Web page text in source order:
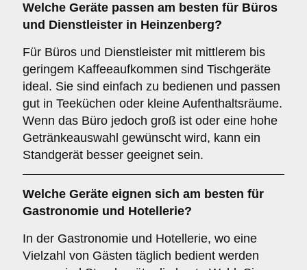
Welche Geräte passen am besten für Büros
und Dienstleister in Heinzenberg?
Für Büros und Dienstleister mit mittlerem bis
geringem Kaffeeaufkommen sind Tischgeräte
ideal. Sie sind einfach zu bedienen und passen
gut in Teeküchen oder kleine Aufenthaltsräume.
Wenn das Büro jedoch groß ist oder eine hohe
Getränkeauswahl gewünscht wird, kann ein
Standgerät besser geeignet sein.
Welche Geräte eignen sich am besten für
Gastronomie und Hotellerie?
In der Gastronomie und Hotellerie, wo eine
Vielzahl von Gästen täglich bedient werden